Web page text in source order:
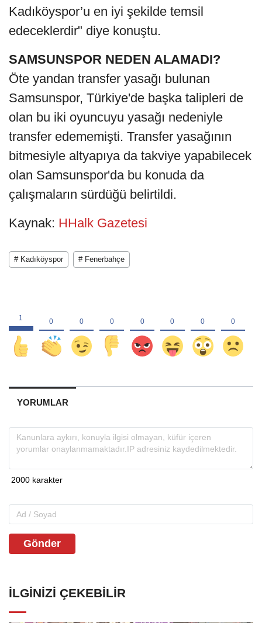
Kadıköyspor’u en iyi şekilde temsil
edeceklerdir" diye konuştu.
SAMSUNSPOR NEDEN ALAMADI?
Öte yandan transfer yasağı bulunan
Samsunspor, Türkiye'de başka talipleri de
olan bu iki oyuncuyu yasağı nedeniyle
transfer edememişti. Transfer yasağının
bitmesiyle altyapıya da takviye yapabilecek
olan Samsunspor'da bu konuda da
çalışmaların sürdüğü belirtildi.
Kaynak: HHalk Gazetesi
# Kadıköyspor # Fenerbahçe
YORUMLAR
Gönder
İLGINIZI ÇEKEBILIR